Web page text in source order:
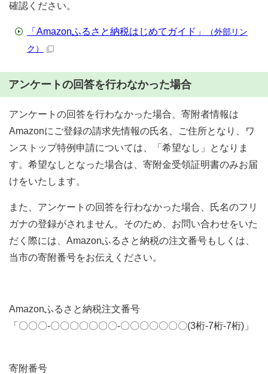
確認ください。
「Amazonふるさと納税はじめてガイド」
（外部リン
ク）
アンケートの回答を行わなかった場合
アンケートの回答を行わなかった場合、寄附者情報は
Amazonにご登録の請求先情報の氏名、ご住所となり、ワ
ンストップ特例申請については、「希望なし」となりま
す。希望なしとなった場合は、寄附金受領証明書のみお届
けをいたします。
また、アンケートの回答を行わなかった場合、氏名のフリ
ガナの登録がされません。そのため、お問い合わせをいた
だく際には、Amazonふるさと納税の注文番号もしくは、
当市の寄附番号をお伝えください。
Amazonふるさと納税注文番号
「〇〇〇-〇〇〇〇〇〇〇-〇〇〇〇〇〇〇(3桁-7桁-7桁)」
寄附番号